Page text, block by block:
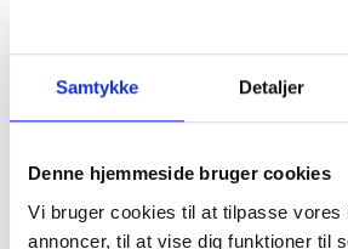
Samtykke Detaljer
Denne hjemmeside bruger cookies
Vi bruger cookies til at tilpasse vores
annoncer, til at vise dig funktioner til
Når omsorg og teknologi går
v. Ina Ahrensberg, global
og Innovationsenhed ved
Aalborg Kommune